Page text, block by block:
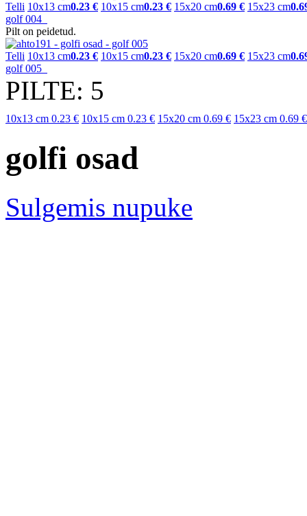
Telli 10x13 cm0.23 € 10x15 cm0.23 € 15x20 cm0.69 € 15x23 cm
golf 004
Pilt on peidetud.
Telli 10x13 cm0.23 € 10x15 cm0.23 € 15x20 cm0.69 € 15x23 cm
golf 005
PILTE: 5
10x13 cm 0.23 € 10x15 cm 0.23 € 15x20 cm 0.69 € 15x23 cm 0.69 €
golfi osad
Sulgemis nupuke